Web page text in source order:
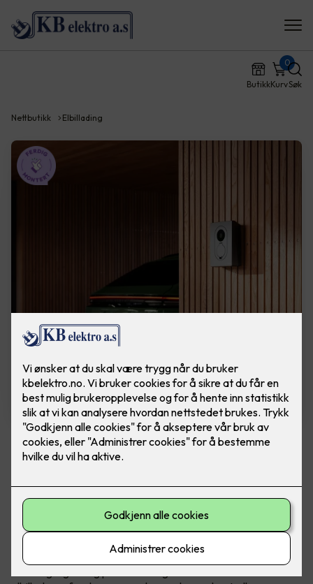
ButikkKurv
0
Søk
Nettbutikk Elbillading
Zaptec Go 2
som tar alt det gode fra originalen, og løfter
det ett hakk opp.
Ladeenheten kommer med en omfattende oppgradering av
maskinvaren, som blant annet muliggjør integrasjon av